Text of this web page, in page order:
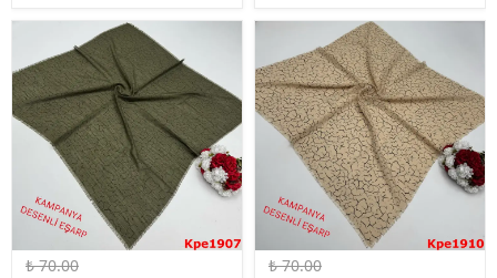
%46 İndirim
₺ 70.00
%46 İndirim
₺ 70.00